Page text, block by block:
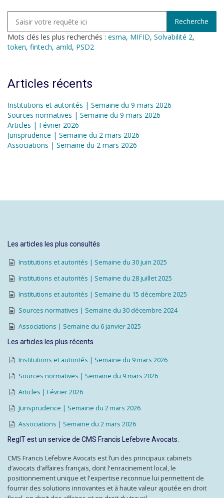
Mots clés les plus recherchés : esma, MIFID, Solvabilité 2,
token, fintech, amld, PSD2
Articles récents
Institutions et autorités | Semaine du 9 mars 2026
Sources normatives | Semaine du 9 mars 2026
Articles | Février 2026
Jurisprudence | Semaine du 2 mars 2026
Associations | Semaine du 2 mars 2026
Les articles les plus consultés
Institutions et autorités | Semaine du 30 juin 2025
Institutions et autorités | Semaine du 28 juillet 2025
Institutions et autorités | Semaine du 15 décembre 2025
Sources normatives | Semaine du 30 décembre 2024
Associations | Semaine du 6 janvier 2025
Les articles les plus récents
Institutions et autorités | Semaine du 9 mars 2026
Sources normatives | Semaine du 9 mars 2026
Articles | Février 2026
Jurisprudence | Semaine du 2 mars 2026
Associations | Semaine du 2 mars 2026
RegIT est un service de CMS Francis Lefebvre Avocats.
CMS Francis Lefebvre Avocats est l’un des principaux cabinets
d’avocats d’affaires français, dont l'enracinement local, le
positionnement unique et l'expertise reconnue lui permettent de
fournir des solutions innovantes et à haute valeur ajoutée en droit